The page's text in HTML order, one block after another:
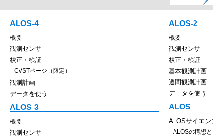
ALOS-4
概要
観測センサ
校正・検証
CVSTページ（限定）
観測計画
データを使う
ALOS-3
概要
観測センサ
ALOS-2
概要
観測センサ
校正・検証
基本観測計画
週間観測計画
データを使う
ALOS
ALOSサイエン
ALOSの構想